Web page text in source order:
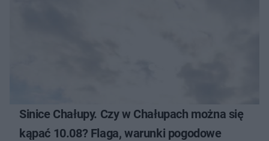
Sinice Chałupy. Czy w Chałupach można się
kąpać 10.08? Flaga, warunki pogodowe